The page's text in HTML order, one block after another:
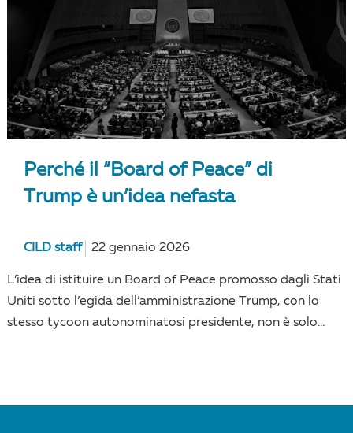
Perché il “Board of Peace” di
Trump è un’idea nefasta
CILD staff 22 gennaio 2026
L’idea di istituire un Board of Peace promosso dagli Stati
Uniti sotto l’egida dell’amministrazione Trump, con lo
stesso tycoon autonominatosi presidente, non è solo...